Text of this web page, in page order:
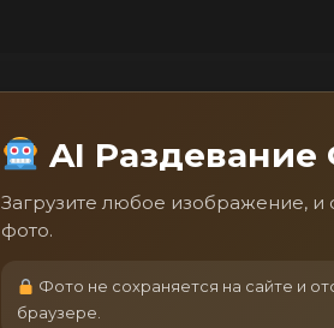
AI Раздевание
Загрузите любое изображение, и
фото.
Фото не сохраняется на сайте и
браузере.